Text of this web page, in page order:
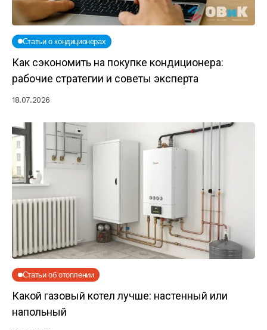
Статьи о кондиционерах
Как сэкономить на покупке кондиционера:
рабочие стратегии и советы эксперта
18.07.2026
Статьи об отоплении
Какой газовый котел лучше: настенный или
напольный